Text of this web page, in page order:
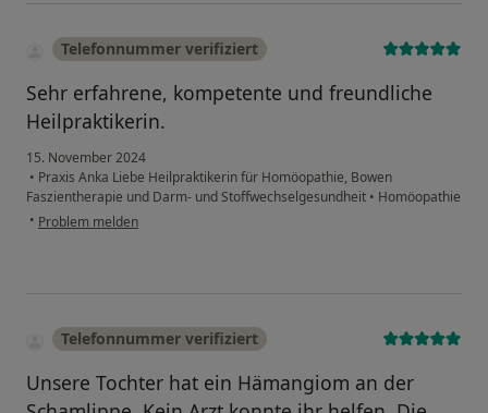
Telefonnummer verifiziert
Sehr erfahrene, kompetente und freundliche
Heilpraktikerin.
15. November 2024
• Praxis Anka Liebe Heilpraktikerin für Homöopathie, Bowen
Faszientherapie und Darm- und Stoffwechselgesundheit • Homöopathie
• Problem melden
Telefonnummer verifiziert
Unsere Tochter hat ein Hämangiom an der